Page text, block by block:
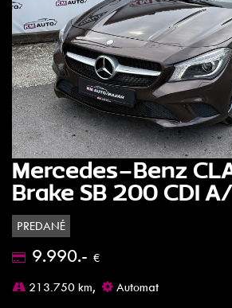
Mercedes-Benz
Brake SB 200 CDI
PREDANÉ
9.990.- €
213.750 km,
Automat